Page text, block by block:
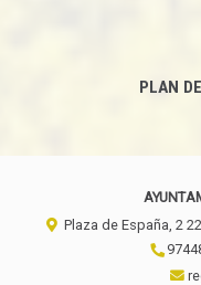
PLAN
Plaza de España, 2